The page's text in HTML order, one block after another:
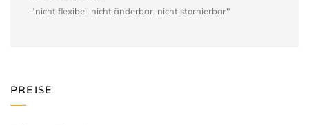
"nicht flexibel, nicht änderbar, nicht stornierbar"
PREISE